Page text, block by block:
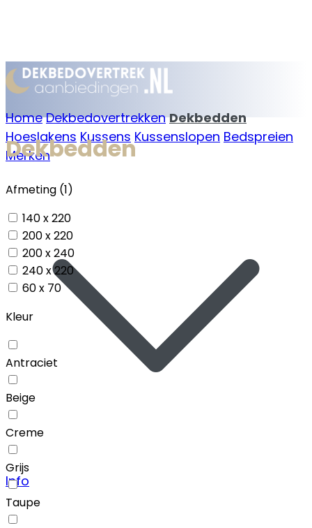
Home Dekbedovertrekken Dekbedden
Hoeslakens Kussens Kussenslopen Bedspreien
Merken
Info
Dekbedden
Afmeting (1)
140 x 220
200 x 220
200 x 240
240 x 220
60 x 70
Kleur
Antraciet
Beige
Creme
Grijs
Taupe